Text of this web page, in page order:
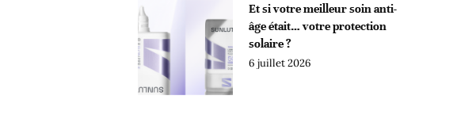
Et si votre meilleur soin anti-
âge était… votre protection
solaire ?
6 juillet 2026